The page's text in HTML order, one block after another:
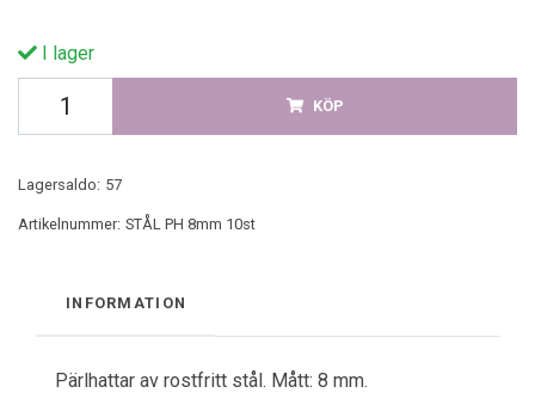
I lager
KÖP
Lagersaldo: 57
Artikelnummer: STÅL PH 8mm 10st
INFORMATION
Pärlhattar av rostfritt stål. Mått: 8 mm.